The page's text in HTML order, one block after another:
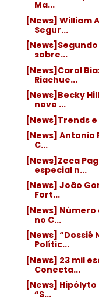
Ma...
[News] William
Segur...
sobre...
[News]Carol
Riachue...
[News]Becky
novo ...
[News]Trends
[News] Antonio
C...
[News]Zeca
especial n...
[News] João
Fort...
[News]
no C...
[News] “Dossiê
Polític...
[News] 23 mil
Conecta...
[News]
“S...